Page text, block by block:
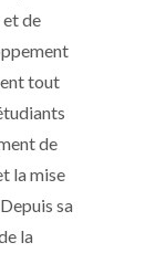
de
tout
de
la mise
sa
la